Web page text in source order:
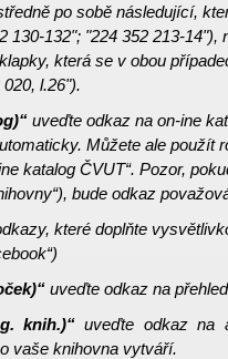
po sobě následující,
130-132"; "224 352 213-14"),
která se v obou
l.26").
uveďte odkaz na on-ine
Můžete ale použít
katalog ČVUT“. Pozor,
bude odkaz
které doplňte
uveďte odkaz na
knih.)“ uveďte odkaz na
vaše knihovna vytváří.